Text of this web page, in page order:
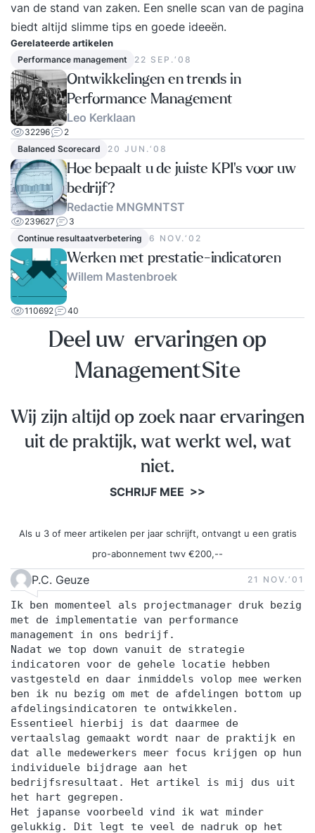
van de stand van zaken. Een snelle scan van de pagina
biedt altijd slimme tips en goede ideeën.
Gerelateerde artikelen
Performance management 22 SEP.‘08
Ontwikkelingen en trends in
Performance Management
Leo Kerklaan
32296
2
Balanced Scorecard
20 JUN.‘08
Hoe bepaalt u de juiste KPI's voor uw
bedrijf?
Redactie MNGMNTST
239627
3
Continue resultaatverbetering
6 NOV.‘02
Werken met prestatie-indicatoren
Willem Mastenbroek
110692 40
Deel uw ervaringen op
ManagementSite
Wij zijn altijd op zoek naar ervaringen
uit de praktijk, wat werkt wel, wat
niet.
SCHRIJF MEE >>
Als u 3 of meer artikelen per jaar schrijft, ontvangt u een gratis
pro-abonnement twv €200,--
P.C. Geuze 21 NOV.‘01
Ik ben momenteel als projectmanager druk bezig
met de implementatie van performance
management in ons bedrijf.
Nadat we top down vanuit de strategie
indicatoren voor de gehele locatie hebben
vastgesteld en daar inmiddels volop mee werken
ben ik nu bezig om met de afdelingen bottom up
afdelingsindicatoren te ontwikkelen.
Essentieel hierbij is dat daarmee de
vertaalslag gemaakt wordt naar de praktijk en
dat alle medewerkers meer focus krijgen op hun
individuele bijdrage aan het
bedrijfsresultaat. Het artikel is mij dus uit
het hart gegrepen.
Het japanse voorbeeld vind ik wat minder
gelukkig. Dit legt te veel de nadruk op het